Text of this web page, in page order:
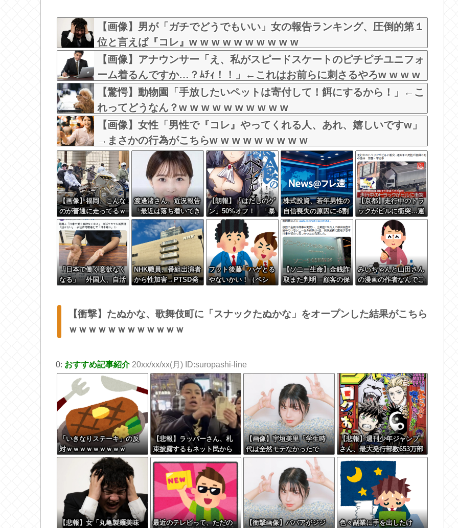
【画像】本田翼さんシートベルトでパイスラがくっきり出来上がってしま...
【画像】男が「ガチでどうでもいい」女の報告ランキング、圧倒的第１
位と言えば『コレ』w w w w w w w w w w
【画像】アナウンサー「え、私がスピードスケートのピチピチユニフォ
ーム着るんですか…？ﾑﾁｨ！！」←これはお前らに刺さるやろw w w w
w w w w
【驚愕】動物園「手放したいペットは寄付して！餌にするから！」←こ
れってどうなん？w w w w w w w w w w
【画像】女性「男性で『コレ』やってくれる人、あれ、嬉しいですw」
→まさかの行為がこちらw w w w w w w w w
【画像】福岡、こんな
のが普通に走ってるｗ
ｗｗｗｗｗｗｗｗｗｗ
ｗｗｗｗｗｗｗｗｗｗ
ｗｗｗｗｗｗｗｗｗｗ
ｗｗｗｗｗｗｗｗｗ
渡邊渚さん、近況報告
「最近は落ち着いてき
てます」
【朗報】「はだしのゲ
ン」50%オフ！ 「暴
食のベルセルク」14巻
無料ｗｗｗｗｗｗ
株式投資、若年男性の
自信喪失の原因に-6割
超が「人生の敗者」自
認
【京都】走行中のトラ
ックがビルに衝突…運
転手の男性が意識不明
の重体 宇治市
「日本で働く意欲なく
なる」 外国人、自活
化で「日本離れ」か
NHK職員、番組出演者
から性加害→PTSD発
フット後藤「ハゲとる
やないかい！（ペシ
面白いの？
【ソニー生命】金銭詐
取また判明 顧客の保
みいちゃんと山田さん
の漫画の作者なんでこ
【衝撃】たぬかな、歌舞伎町に「スナックたぬかな」をオープンした結果がこちら
ｗｗｗｗｗｗｗｗｗｗｗｗ
0: おすすめ記事紹介20xx/xx/xx(月) ID:suropashi-line
「いきなりステーキ」の反
対ｗｗｗｗｗｗｗｗｗ
【悲報】ラッパーさん、札
束披露するもネット民から
新社会人の初ボーナスくら
いしかないと笑われる
【画像】宇垣美里「学生時
代は全然モテなかったで
す」←これほんまかぁ？w w
w w w w w w
【悲報】週刊少年ジャンプ
さん、最大発行部数653万部
から急降下でついに100万部
を割ってしまう
【悲報】女「丸亀製麺美味
最近のテレビって、ただの
【衝撃画像】ババアがジジ
色々副業に手を出したけ